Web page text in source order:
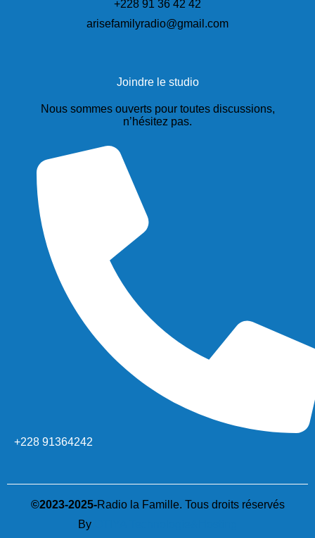
+228 91 36 42 42
arisefamilyradio@gmail.com
Joindre le studio
Nous sommes ouverts pour toutes discussions,
n’hésitez pas.
+228 91364242
©2023-2025-Radio la Famille. Tous droits réservés
By